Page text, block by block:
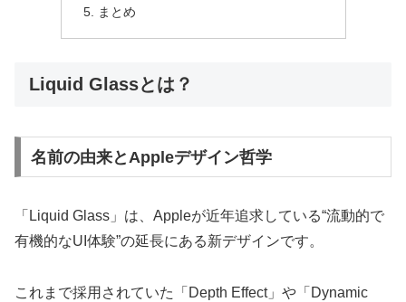
まとめ
Liquid Glassとは？
名前の由来とAppleデザイン哲学
「Liquid Glass」は、Appleが近年追求している“流動的で
有機的なUI体験”の延長にある新デザインです。
これまで採用されていた「Depth Effect」や「Dynamic